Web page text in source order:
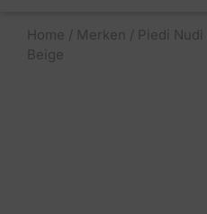
Home / Merken / Piedi Nudi
Beige